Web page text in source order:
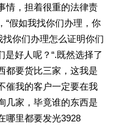
情，担着很重的法律责
“假如我找你们办理，你
找你们办理怎么证明你们
是好人呢？“.既然选择了
都要货比三家，这我是
催我的客户一定要在我
几家，毕竟谁的东西是
哪里都要发光3928